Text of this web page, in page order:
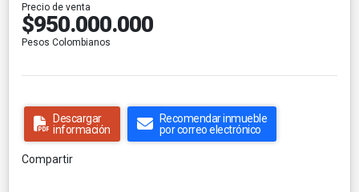
Precio de venta
$950.000.000
Pesos Colombianos
Descargar
información
Recomendar inmueble
por correo electrónico
Compartir